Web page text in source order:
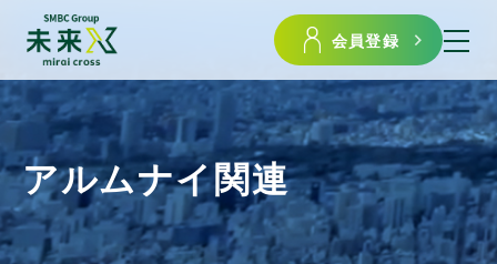
会員登録
アルムナイ関連